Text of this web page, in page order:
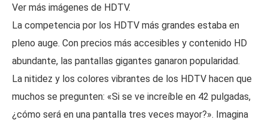
Ver más imágenes de HDTV.
La competencia por los HDTV más grandes estaba en
pleno auge. Con precios más accesibles y contenido HD
abundante, las pantallas gigantes ganaron popularidad.
La nitidez y los colores vibrantes de los HDTV hacen que
muchos se pregunten: «Si se ve increíble en 42 pulgadas,
¿cómo será en una pantalla tres veces mayor?». Imagina